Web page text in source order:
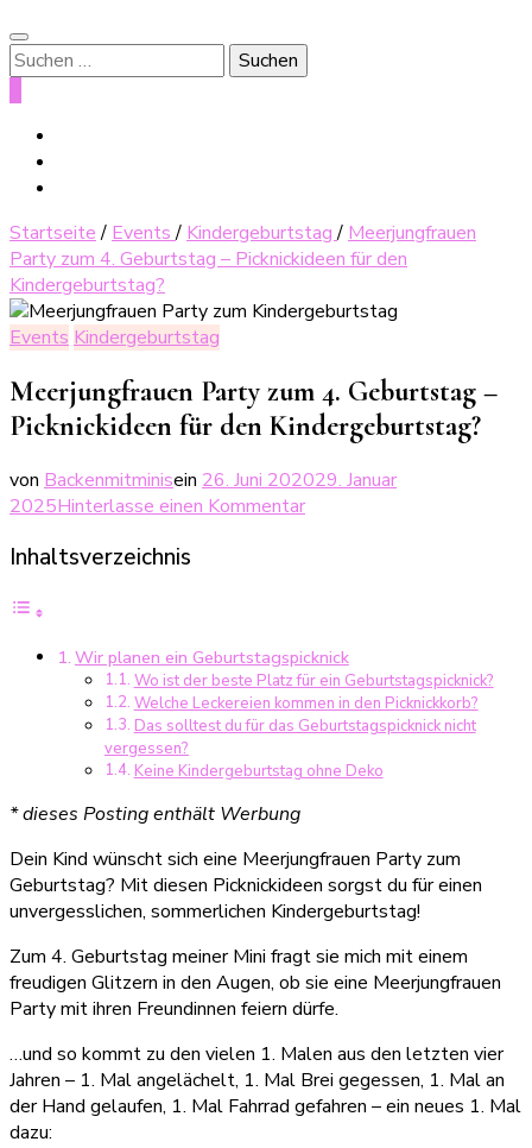
Suche
nach:
Startseite / Events/ Kindergeburtstag/ Meerjungfrauen
Party zum 4. Geburtstag – Picknickideen für den
Kindergeburtstag?
Events Kindergeburtstag
Meerjungfrauen Party zum 4. Geburtstag –
Picknickideen für den Kindergeburtstag?
von Backenmitminisein 26. Juni 202029. Januar
2025Hinterlasse einen Kommentarzu
–
Picknickideen
für
den
Kindergeburtstag?
Inhaltsverzeichnis
Wir planen ein Geburtstagspicknick
Wo ist der beste Platz für ein Geburtstagspicknick?
Welche Leckereien kommen in den Picknickkorb?
Das solltest du für das Geburtstagspicknick nicht
vergessen?
Keine Kindergeburtstag ohne Deko
* dieses Posting enthält Werbung
Dein Kind wünscht sich eine Meerjungfrauen Party zum
Geburtstag? Mit diesen Picknickideen sorgst du für einen
unvergesslichen, sommerlichen Kindergeburtstag!
Zum 4. Geburtstag meiner Mini fragt sie mich mit einem
freudigen Glitzern in den Augen, ob sie eine Meerjungfrauen
Party mit ihren Freundinnen feiern dürfe.
…und so kommt zu den vielen 1. Malen aus den letzten vier
Jahren – 1. Mal angelächelt, 1. Mal Brei gegessen, 1. Mal an
der Hand gelaufen, 1. Mal Fahrrad gefahren – ein neues 1. Mal
dazu: